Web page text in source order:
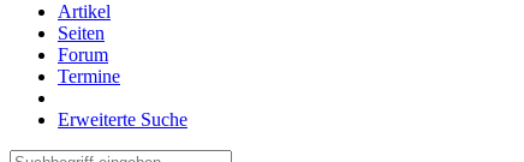
Artikel
Seiten
Forum
Termine
Erweiterte Suche